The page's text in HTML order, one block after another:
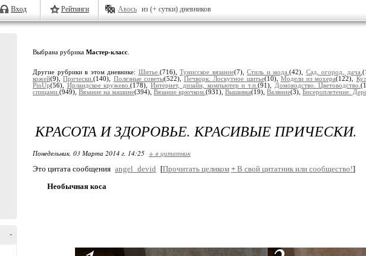
Вход Рейтинги Авось из (+ сутки) дневников
-
Выбрана рубрика Мастер-класс
Другие рубрики в этом дневнике: Шитье. (716), Тунисское вязание(7), Стиль и мода. (42), Сад, огород, дача.
кожей(9),Прически.(140), Полезные советы(522), Печворк. Лоскутное шитье(10), Модели из мохера(122),
PinUp(56), Ирландское кружево.(178),Интернет, дизайн, компьютер и т.п.(91), Домоводство. Цветоводство.
спицами. (949), Вязание на машине(394), Вязание крючком. (931), Вышивка(19), Валяние(3), Бисероплетение.
КРАСОТА И ЗДОРОВЬЕ. КРАСИВЫЕ ПРИЧЕСКИ.
Понедельник, 03 Марта 2014 г. 14:25 + в цитатник
Это цитата сообщения angel_devid [Прочитать целиком + В свой цитатник или сообщество!]
Необычная коса